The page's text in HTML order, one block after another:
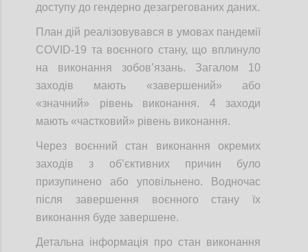
доступу до гендерно дезагрегованих даних.
План дій реалізовувався в умовах пандемії
COVID-19 та воєнного стану, що вплинуло
на виконання зобов’язань. Загалом 10
заходів мають «завершений» або
«значний» рівень виконання. 4 заходи
мають «частковий» рівень виконання.
Через воєнний стан виконання окремих
заходів з об’єктивних причин було
призупинено або уповільнено. Водночас
після завершення воєнного стану їх
виконання буде завершене.
Детальна інформація про стан виконання